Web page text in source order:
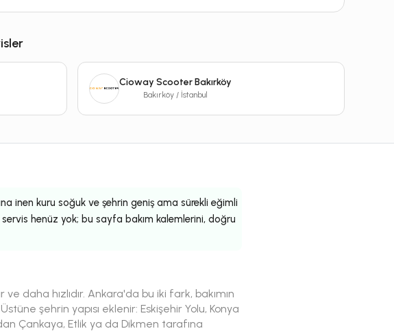
Cioway Scooter Bakırköy
Bakırköy / İstanbul
inen kuru soğuk ve şehrin geniş ama sürekli eğimli
servis henüz yok; bu sayfa bakım kalemlerini, doğru
daha hızlıdır. Ankara'da bu iki fark, bakımın
şehrin yapısı eklenir: Eskişehir Yolu, Konya
Çankaya, Etlik ya da Dikmen tarafına